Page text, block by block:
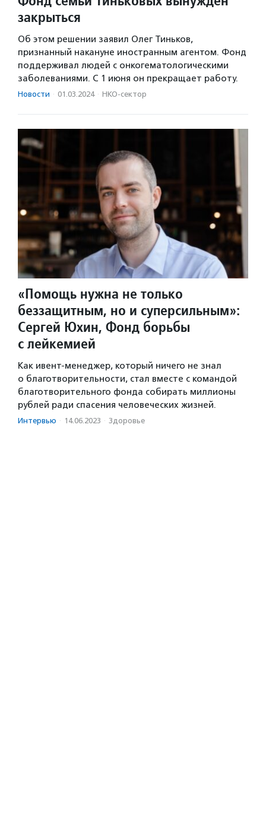
закрыться
Об этом решении заявил Олег Тиньков,
признанный накануне иностранным агентом. Фонд
поддерживал людей с онкогематологическими
заболеваниями. С 1 июня он прекращает работу.
Новости · 01.03.2024 · НКО-сектор
«Помощь нужна не только
беззащитным, но и суперсильным»:
Сергей Юхин, Фонд борьбы
с лейкемией
Как ивент-менеджер, который ничего не знал
о благотворительности, стал вместе с командой
благотворительного фонда собирать миллионы
рублей ради спасения человеческих жизней.
Интервью · 14.06.2023 · Здоровье